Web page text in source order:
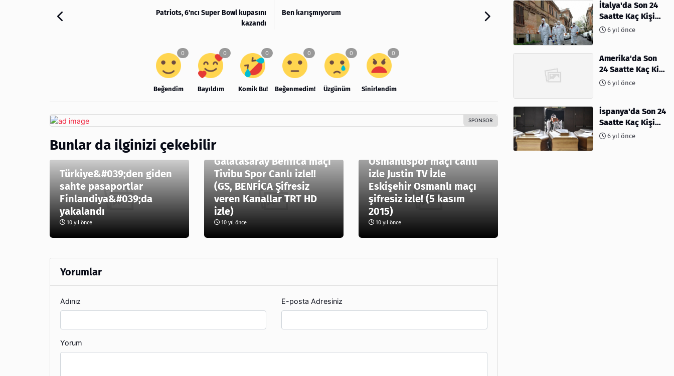
Patriots, 6'ncı Super Bowl kupasını
kazandı
Ben karışmıyorum
Beğendim Bayıldım Komik Bu! Beğenmedim! Üzgünüm Sinirlendim
Bunlar da ilginizi çekebilir
Türkiye&#039;den giden
sahte pasaportlar
Finlandiya&#039;da
yakalandı
10 yıl önce
Galatasaray Benfica maçı
Tivibu Spor Canlı izle!!
(GS, BENFİCA Şifresiz
veren Kanallar TRT HD
izle)
10 yıl önce
Osmanlıspor maçı canlı
izle Justin TV İzle
Eskişehir Osmanlı maçı
şifresiz izle! (5 kasım
2015)
10 yıl önce
Yorumlar
Adınız E-posta Adresiniz
Yorum
İtalya'da Son 24
Saatte Kaç Kişi
Öldü6 yıl önce
Amerika'da Son
24 Saatte Kaç Kişi
Öldü - 06 Nisan
6 yıl önce
İspanya'da Son 24
Saatte Kaç Kişi
Öldü6 yıl önce